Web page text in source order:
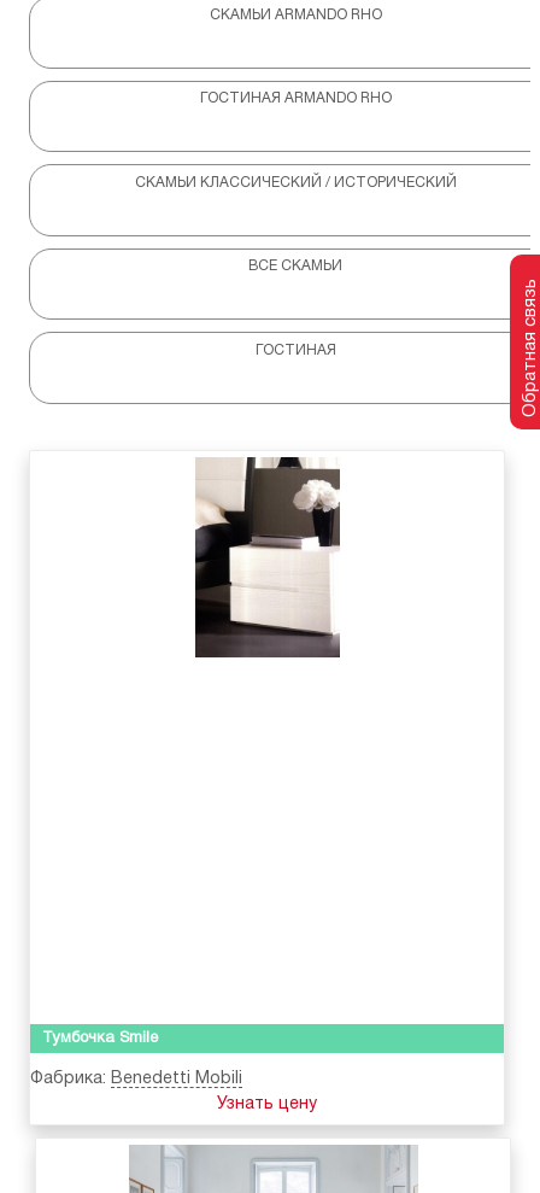
СКАМЬИ ARMANDO RHO
ГОСТИНАЯ ARMANDO RHO
СКАМЬИ КЛАССИЧЕСКИЙ / ИСТОРИЧЕСКИЙ
ВСЕ СКАМЬИ
ГОСТИНАЯ
Тумбочка Smile
Фабрика: Benedetti Mobili
Узнать цену
Обратная связь